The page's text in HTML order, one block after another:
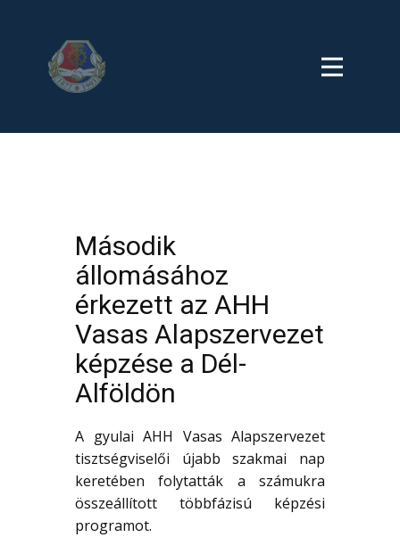
Második
állomásához
érkezett az AHH
Vasas Alapszervezet
képzése a Dél-
Alföldön
A gyulai AHH Vasas Alapszervezet
tisztségviselői újabb szakmai nap
keretében folytatták a számukra
összeállított többfázisú képzési
programot.